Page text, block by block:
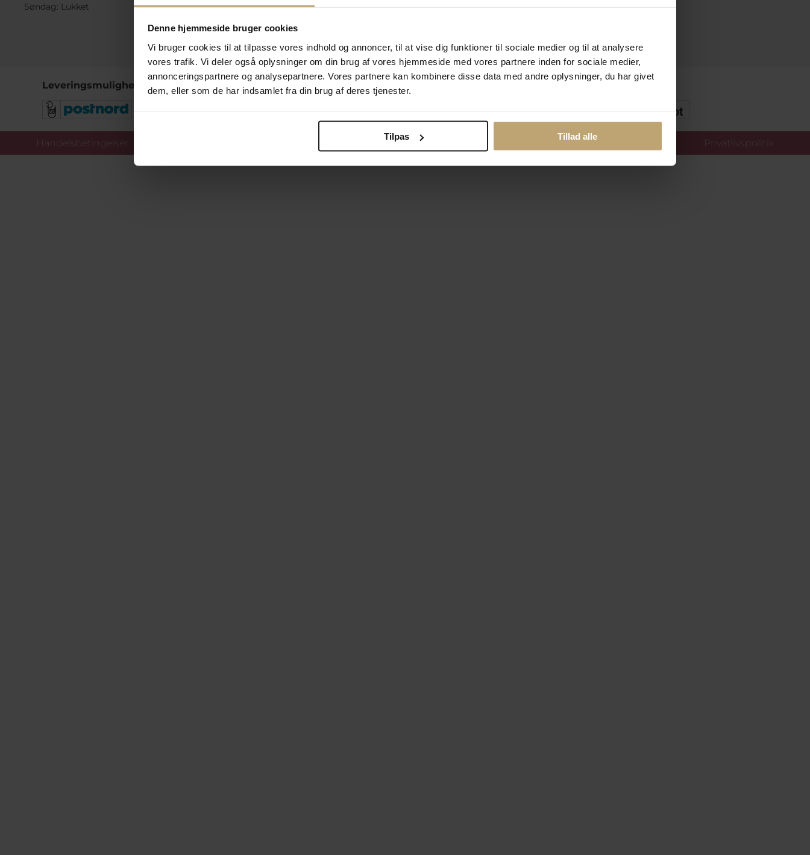
Denne hjemmeside bruger cookies
Vi bruger cookies til at tilpasse vores indhold og annoncer, til at vise dig funktioner til sociale medier og til at analysere
vores trafik. Vi deler også oplysninger om din brug af vores hjemmeside med vores partnere inden for sociale medier,
annonceringspartnere og analysepartnere. Vores partnere kan kombinere disse data med andre oplysninger, du har givet
dem, eller som de har indsamlet fra din brug af deres tjenester.
Tilpas Tillad alle
Søndag: Lukket
Leveringsmuligheder Betalingsmuligheder Sikker Og Tryg E-Handel
Handelsbetingelser Ændr cookie-indstillinger Privatlivspolitik